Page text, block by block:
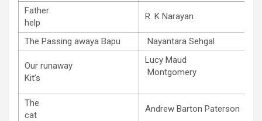
Father
help
R. K Narayan
The Passing awaya Bapu Nayantara Sehgal
Our runaway
Kit’s
Lucy Maud
The
cat
Andrew Barton Paterson